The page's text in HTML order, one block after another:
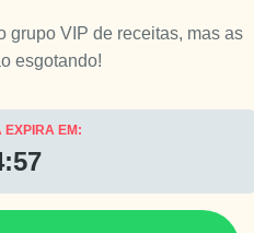
grupo VIP de receitas, mas as
esgotando!
EXPIRA EM: